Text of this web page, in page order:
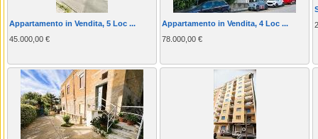
Appartamento in Vendita, 5 Loc ...
45.000,00 €
Appartamento in Vendita, 4 Loc ...
78.000,00 €